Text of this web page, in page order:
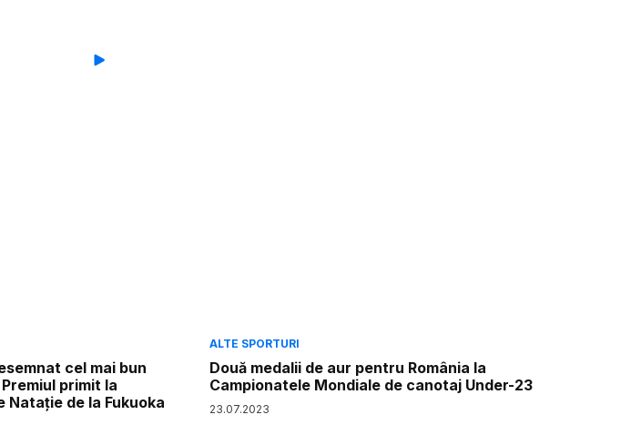
cel mai bun
primit la
Natație de la Fukuoka
ALTE SPORTURI
Două medalii de aur pentru România la
Campionatele Mondiale de canotaj Under-23
23.07.2023